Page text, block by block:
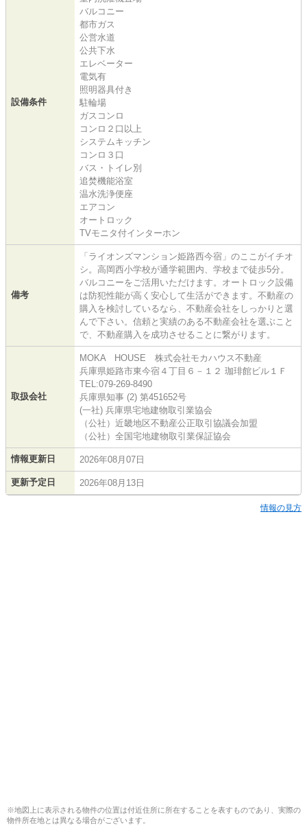
設備条件
バルコニー
都市ガス
公営水道
公共下水
エレベーター
電気有
照明器具付き
駐輪場
ガスコンロ
コンロ２口以上
システムキッチン
コンロ３口
バス・トイレ別
追焚機能浴室
温水洗浄便座
エアコン
オートロック
TVモニタ付インターホン
備考
「ライオンズマンション姫路西今宿」のここがイチオ
シ。高岡西小学校が通学範囲内、学校まで徒歩5分。
バルコニーをご活用いただけます。オートロック設備
は防犯性能が高く安心して生活ができます。不動産の
購入を検討しているなら、不動産会社をしっかりと選
んで下さい。信頼と実績のある不動産会社を選ぶこと
で、不動産購入を成功させることに繋がります。
取扱会社
MOKA HOUSE 株式会社モカハウス不動産
兵庫県姫路市東今宿４丁目６－１２ 珈琲館ビル１Ｆ
TEL:079-269-8490
兵庫県知事 (2) 第451652号
(一社) 兵庫県宅地建物取引業協会
（公社）近畿地区不動産公正取引協議会加盟
（公社）全国宅地建物取引業保証協会
情報更新日 2026年08月07日
更新予定日 2026年08月13日
情報の見方
※地図上に表示される物件の位置は付近住所に所在することを表すものであり、実際の
物件所在地とは異なる場合がございます。